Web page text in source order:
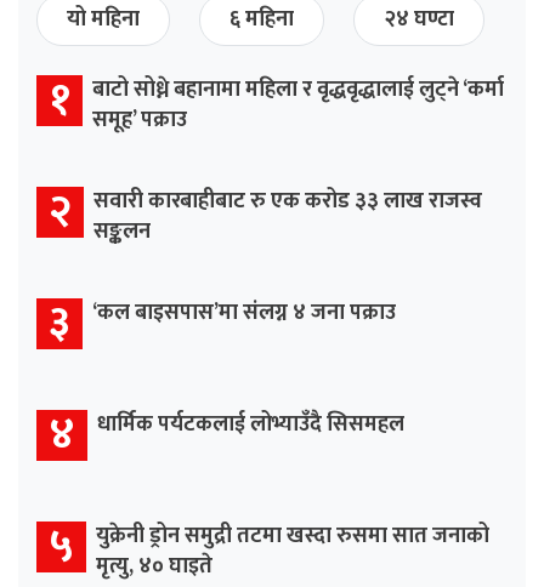
यो महिना
६ महिना २४ घण्टा
१ बाटो सोध्ने बहानामा महिला र वृद्धवृद्धालाई लुट्ने ‘कर्मा
समूह’ पक्राउ
२ सवारी कारबाहीबाट रु एक करोड ३३ लाख राजस्व
सङ्कलन
३ ‘कल बाइसपास’मा संलग्न ४ जना पक्राउ
४ धार्मिक पर्यटकलाई लोभ्याउँदै सिसमहल
५ युक्रेनी ड्रोन समुद्री तटमा खस्दा रुसमा सात जनाको
मृत्यु, ४० घाइते